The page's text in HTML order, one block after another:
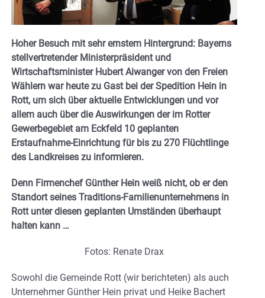
Hoher Besuch mit sehr ernstem Hintergrund: Bayerns
stellvertretender Ministerpräsident und
Wirtschaftsminister Hubert Aiwanger von den Freien
Wählern war heute zu Gast bei der Spedition Hein in
Rott, um sich über aktuelle Entwicklungen und vor
allem auch über die Auswirkungen der im Rotter
Gewerbegebiet am Eckfeld 10 geplanten
Erstaufnahme-Einrichtung für bis zu 270 Flüchtlinge
des Landkreises zu informieren.
Denn Firmenchef Günther Hein weiß nicht, ob er den
Standort seines Traditions-Familienunternehmens in
Rott unter diesen geplanten Umständen überhaupt
halten kann …
Fotos: Renate Drax
Sowohl die Gemeinde Rott (wir berichteten) als auch
Unternehmer Günther Hein privat und Heike Bachert